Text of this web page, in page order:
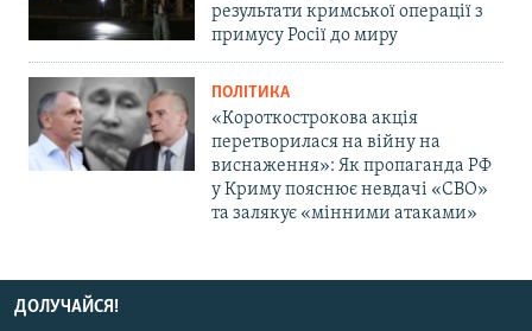
результати кримської операції з
примусу Росії до миру
ПОЛІТИКА
«Короткострокова акція
перетворилася на війну на
виснаження»: Як пропаганда РФ
у Криму пояснює невдачі «СВО»
та залякує «мінними атаками»
ДОЛУЧАЙСЯ!